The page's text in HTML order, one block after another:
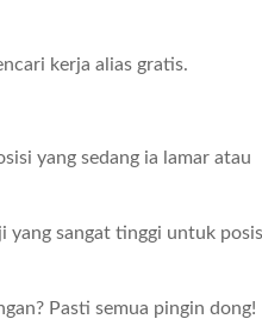
kerja alias gratis.
yang sedang ia lamar atau
yang sangat tinggi untuk
Pasti semua pingin dong!